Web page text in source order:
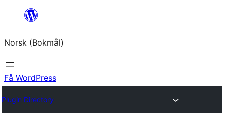
Hopp
innhold
Norsk (Bokmål)
Få WordPress
Plugin Directory